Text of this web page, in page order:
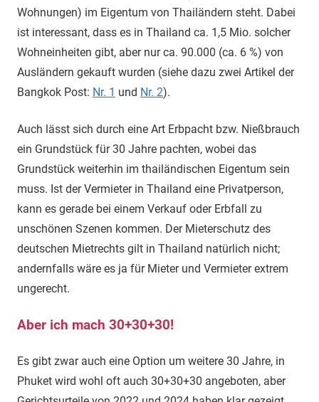
Wohnungen) im Eigentum von Thailändern steht. Dabei
ist interessant, dass es in Thailand ca. 1,5 Mio. solcher
Wohneinheiten gibt, aber nur ca. 90.000 (ca. 6 %) von
Ausländern gekauft wurden (siehe dazu zwei Artikel der
Bangkok Post: Nr. 1 und Nr. 2).
Auch lässt sich durch eine Art Erbpacht bzw. Nießbrauch
ein Grundstück für 30 Jahre pachten, wobei das
Grundstück weiterhin im thailändischen Eigentum sein
muss. Ist der Vermieter in Thailand eine Privatperson,
kann es gerade bei einem Verkauf oder Erbfall zu
unschönen Szenen kommen. Der Mieterschutz des
deutschen Mietrechts gilt in Thailand natürlich nicht;
andernfalls wäre es ja für Mieter und Vermieter extrem
ungerecht.
Aber ich mach 30+30+30!
Es gibt zwar auch eine Option um weitere 30 Jahre, in
Phuket wird wohl oft auch 30+30+30 angeboten, aber